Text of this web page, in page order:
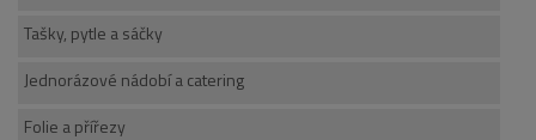
Tašky, pytle a sáčky
Jednorázové nádobí a catering
Folie a přířezy